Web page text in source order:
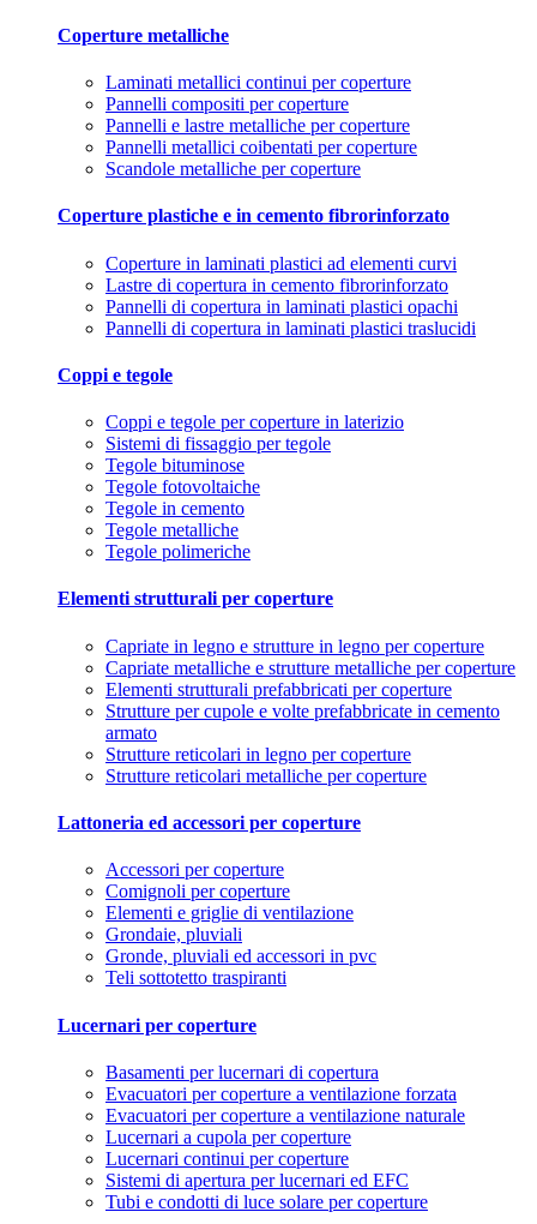
Coperture metalliche
Laminati metallici continui per coperture
Pannelli compositi per coperture
Pannelli e lastre metalliche per coperture
Pannelli metallici coibentati per coperture
Scandole metalliche per coperture
Coperture plastiche e in cemento fibrorinforzato
Coperture in laminati plastici ad elementi curvi
Lastre di copertura in cemento fibrorinforzato
Pannelli di copertura in laminati plastici opachi
Pannelli di copertura in laminati plastici traslucidi
Coppi e tegole
Coppi e tegole per coperture in laterizio
Sistemi di fissaggio per tegole
Tegole bituminose
Tegole fotovoltaiche
Tegole in cemento
Tegole metalliche
Tegole polimeriche
Elementi strutturali per coperture
Capriate in legno e strutture in legno per coperture
Capriate metalliche e strutture metalliche per coperture
Elementi strutturali prefabbricati per coperture
Strutture per cupole e volte prefabbricate in cemento
armato
Strutture reticolari in legno per coperture
Strutture reticolari metalliche per coperture
Lattoneria ed accessori per coperture
Accessori per coperture
Comignoli per coperture
Elementi e griglie di ventilazione
Grondaie, pluviali
Gronde, pluviali ed accessori in pvc
Teli sottotetto traspiranti
Lucernari per coperture
Basamenti per lucernari di copertura
Evacuatori per coperture a ventilazione forzata
Evacuatori per coperture a ventilazione naturale
Lucernari a cupola per coperture
Lucernari continui per coperture
Sistemi di apertura per lucernari ed EFC
Tubi e condotti di luce solare per coperture